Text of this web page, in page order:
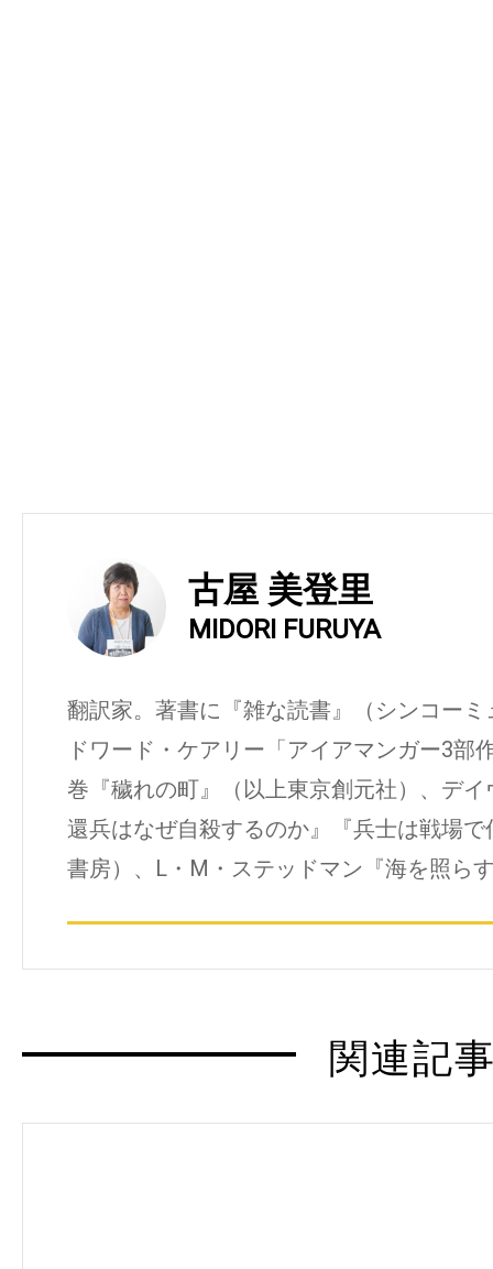
古屋 美登里
MIDORI FURUYA
翻訳家。著書に『雑な読書』（シンコー
ドワード・ケアリー「アイアマンガー3部
巻『穢れの町』（以上東京創元社）、デ
還兵はなぜ自殺するのか』『兵士は戦場
書房）、L・M・ステッドマン『海を照ら
関連記